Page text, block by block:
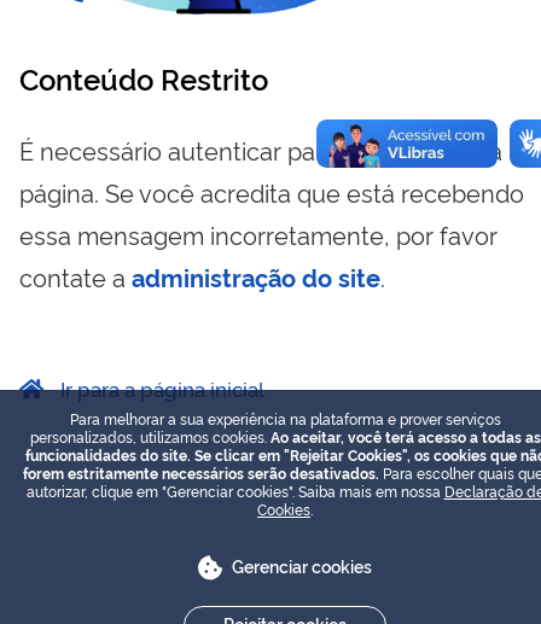
Conteúdo Restrito
É necessário autenticar para visualizar essa
página. Se você acredita que está recebendo
essa mensagem incorretamente, por favor
contate a administração do site.
Ir para a página inicial
Para melhorar a sua experiência na plataforma e prover serviços
personalizados, utilizamos cookies. Ao aceitar, você terá acesso a todas as
funcionalidades do site. Se clicar em "Rejeitar Cookies", os cookies que
forem estritamente necessários serão desativados. Para escolher quais
autorizar, clique em "Gerenciar cookies". Saiba mais em nossa Declaração
Cookies
Gerenciar cookies